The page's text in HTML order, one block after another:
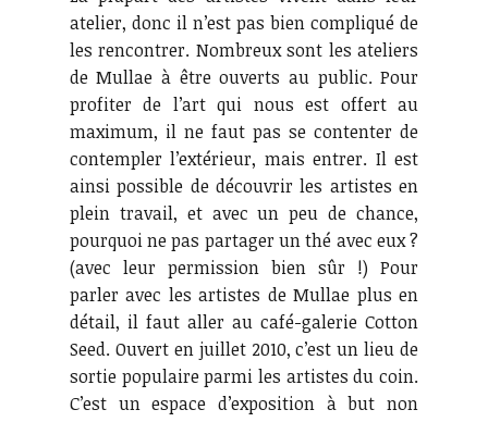
atelier, donc il n’est pas bien compliqué de
les rencontrer. Nombreux sont les ateliers
de Mullae à être ouverts au public. Pour
profiter de l’art qui nous est offert au
maximum, il ne faut pas se contenter de
contempler l’extérieur, mais entrer. Il est
ainsi possible de découvrir les artistes en
plein travail, et avec un peu de chance,
pourquoi ne pas partager un thé avec eux ?
(avec leur permission bien sûr !) Pour
parler avec les artistes de Mullae plus en
détail, il faut aller au café-galerie Cotton
Seed. Ouvert en juillet 2010, c’est un lieu de
sortie populaire parmi les artistes du coin.
C’est un espace d’exposition à but non